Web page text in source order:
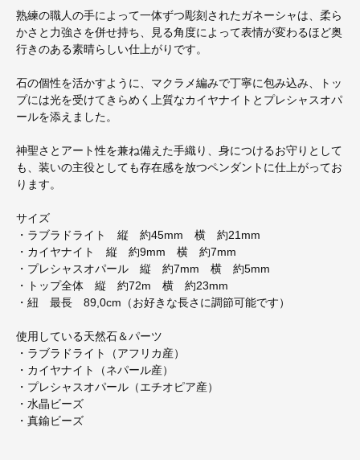
熟練の職人の手によって一体ずつ彫刻されたガネーシャは、柔ら
かさと力強さを併せ持ち、見る角度によって表情が変わるほど奥
行きのある素晴らしい仕上がりです。
石の個性を活かすように、マクラメ編みで丁寧に包み込み、トッ
プには光を受けてきらめく上質なカイヤナイトとプレシャスオパ
ールを添えました。
神聖さとアート性を兼ね備えた手織り、身につけるお守りとして
も、装いの主役としても存在感を放つペンダントに仕上がってお
ります。
サイズ
・ラブラドライト 縦 約45mm 横 約21mm
・カイヤナイト 縦 約9mm 横 約7mm
・プレシャスオパール 縦 約7mm 横 約5mm
・トップ全体 縦 約72m 横 約23mm
・紐 最長 89,0cm（お好きな長さに調節可能です）
使用している天然石＆パーツ
・ラブラドライト（アフリカ産）
・カイヤナイト（ネパール産）
・プレシャスオパール（エチオピア産）
・水晶ビーズ
・真鍮ビーズ